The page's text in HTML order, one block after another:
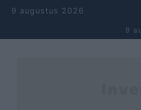
Naar inhoud springen
9 augustus 2026
9